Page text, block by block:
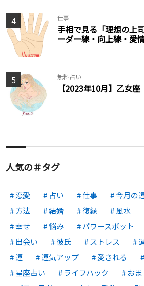
4 仕事
手相で見る「理想の上
ーダー線・向上線・愛
5 無料占い
【2023年10月】乙女
人気の＃タグ
恋愛 占い 仕事 今月の
方法
結婚 復縁 風水
幸せ
悩み パワースポット
出会い
彼氏 ストレス
運
運気アップ 愛される
星座占い
ライフハック
お